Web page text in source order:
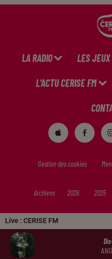
Live : CERISE FM
LA RADIO LES JEUX
L'ACTU CERISE FM
Gestion des cookies
Archives 2026 2025